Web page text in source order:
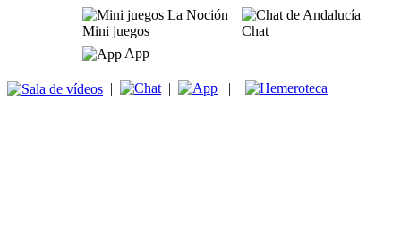
Mini juegos
Chat
App
| | |